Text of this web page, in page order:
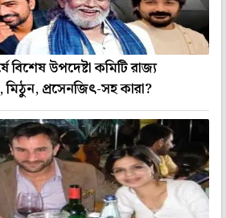
বিশেষ উপদেষ্টা কমিটি রাজ্য
মিঠুন, প্রসেনজিৎ-সহ কারা?